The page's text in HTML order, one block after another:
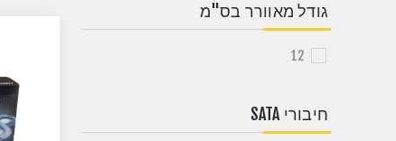
גודל מאוורר בס"מ
12
חיבורי SATA